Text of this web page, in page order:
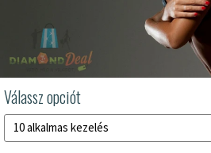
Válassz opciót
10 alkalmas kezelés